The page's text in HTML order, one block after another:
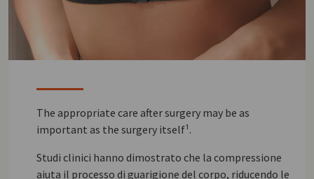
The appropriate care after surgery may be as
important as the surgery itself¹.
Studi clinici hanno dimostrato che la compressione
aiuta il processo di guarigione del corpo, riducendo le